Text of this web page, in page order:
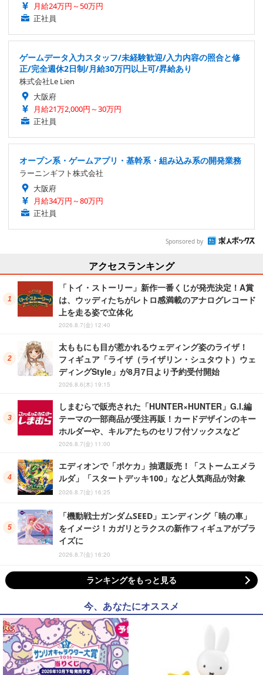
月給24万円～50万円
正社員
ゲームデータ入力スタッフ/未経験歓迎/入力内容の照合と修
正/完全週休2日制/月給30万円以上可/昇給あり
株式会社Le Lien
大阪府
月給21万2,000円～30万円
正社員
オープン系・ゲームアプリ・基幹系・組み込み系の開発業務
ラーニンギフト株式会社
大阪府
月給34万円～80万円
正社員
Sponsored by
アクセスランキング
「トイ・ストーリー」新作一番くじが発売決定！A賞
は、ウッディたちがレトロ感満載のアナログレコード
上を走る姿で立体化
2026.8.7(金) 12:40
太ももにも目が惹かれるウェディング姿のライザ！
フィギュア「ライザ（ライザリン・シュタウト）ウェ
ディングStyle」が8月7日より予約受付開始
2026.8.6(木) 19:15
しまむらで販売された「HUNTER×HUNTER」G.I.編
テーマの一部商品が受注再販！カードデザインのキー
ホルダーや、キルアたちのセリフ付ソックスなど
2026.8.7(金) 11:00
エディオンで「ポケカ」抽選販売！「ストームエメラ
ルダ」「スタートデッキ100」など人気商品が対象
2026.8.7(金) 16:25
「機動戦士ガンダムSEED」エンディング「暁の車」
をイメージ！カガリとラクスの新作フィギュアがプラ
イズに
2026.8.7(金) 16:20
ランキングをもっと見る
今、あなたにオススメ